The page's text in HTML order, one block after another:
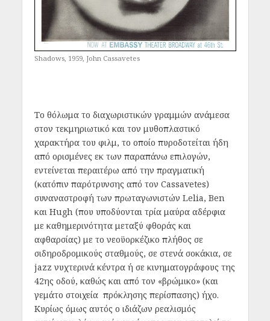
Shadows, 1959, John Cassavetes
Το θόλωμα το διαχωριστικών γραμμών ανάμεσα
στον τεκμηριωτικό και τον μυθοπλαστικό
χαρακτήρα του φιλμ, το οποίο πυροδοτείται ήδη
από ορισμένες εκ των παραπάνω επιλογών,
εντείνεται περαιτέρω από την πραγματική
(κατόπιν παρότρυνσης από τον Cassavetes)
συναναστροφή των πρωταγωνιστών Lelia, Ben
και Hugh (που υποδύονται τρία μαύρα αδέρφια
με καθημερινότητα μεταξύ φθοράς και
αφθαρσίας) με το νεοϋορκέζικο πλήθος σε
σιδηροδρομικούς σταθμούς, σε στενά σοκάκια, σε
jazz νυχτερινά κέντρα ή σε κινηματογράφους της
42ης οδού, καθώς και από τον «βρώμικο» (και
γεμάτο στοιχεία πρόκλησης περίσπασης) ήχο.
Κυρίως όμως αυτός ο ιδιάζων ρεαλισμός